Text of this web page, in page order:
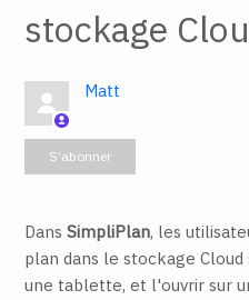
stockage
Matt
S’abonner
DansSimpliPlan, les
plan dans le stockage
une tablette, et l'ouvrir sur